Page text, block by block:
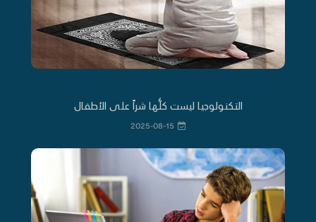
التكنولوجيا ليست كلُّها شراً على الأطفال
2025-08-15